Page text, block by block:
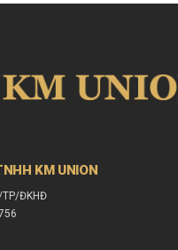
KM UNION
TP/ĐKHĐ